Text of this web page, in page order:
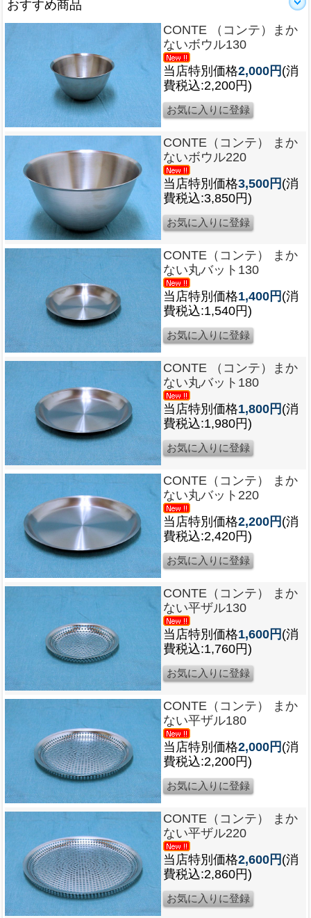
おすすめ商品
CONTE （コンテ）まか
ないボウル130
当店特別価格2,000円 (消
費税込:2,200円)
CONTE（コンテ） まか
ないボウル220
当店特別価格3,500円 (消
費税込:3,850円)
CONTE（コンテ） まか
ない丸バット130
当店特別価格1,400円 (消
費税込:1,540円)
CONTE （コンテ）まか
ない丸バット180
当店特別価格1,800円 (消
費税込:1,980円)
CONTE（コンテ） まか
ない丸バット220
当店特別価格2,200円 (消
費税込:2,420円)
CONTE（コンテ） まか
ない平ザル130
当店特別価格1,600円 (消
費税込:1,760円)
CONTE（コンテ） まか
ない平ザル180
当店特別価格2,000円 (消
費税込:2,200円)
CONTE（コンテ） まか
ない平ザル220
当店特別価格2,600円 (消
費税込:2,860円)